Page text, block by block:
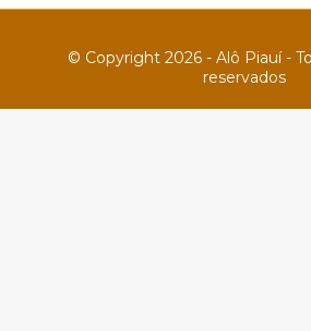
© Copyright 2026 - Alô Piauí -
reservados